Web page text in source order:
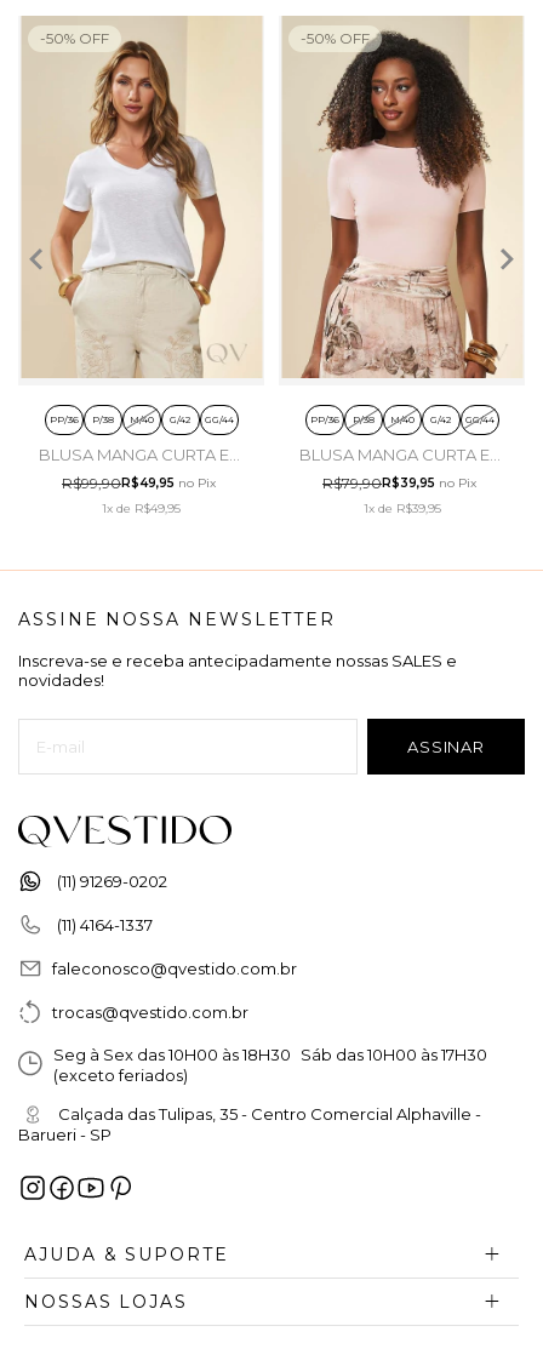
PP/36 P/38 M/40 G/42 GG/44
BLUSA MANGA CURTA EM
MALHA TRICOT FLAMÊ
BRANCO - DOCE TRAMA
R$99,90R$49,95 no Pix
1x de R$49,95
-50% OFF
PP/36 P/38 M/40 G/42 GG/44
BLUSA MANGA CURTA EM
MALHA DE ALGODÃO
ROSA PÓ - DOCE TRAMA
R$79,90R$39,95 no Pix
1xde R$39,95
-50% OFF
(11) 91269-0202
(11) 4164-1337
faleconosco@qvestido.com.br
trocas@qvestido.com.br
Seg à Sex das 10H00 às 18H30 Sáb das 10H00 às 17H30
(exceto feriados)
Calçada das Tulipas, 35 - Centro Comercial Alphaville -
Barueri - SP
AJUDA & SUPORTE
NOSSAS LOJAS
ASSINE NOSSA NEWSLETTER
Inscreva-se e receba antecipadamente nossas SALES e
novidades!